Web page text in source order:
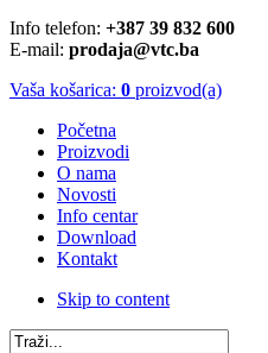
Info telefon: +387 39 832 600
E-mail: prodaja@vtc.ba
Vaša košarica: 0 proizvod(a)
Početna
Proizvodi
O nama
Novosti
Info centar
Download
Kontakt
Skip to content